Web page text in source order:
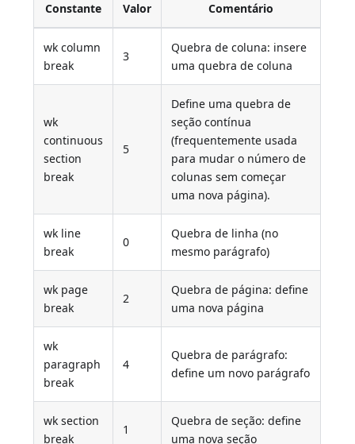
Constante Valor Comentário
wk column
break
3
Quebra de coluna: insere
uma quebra de coluna
wk
continuous
section
break
5
Define uma quebra de
seção contínua
(frequentemente usada
para mudar o número de
colunas sem começar
uma nova página).
wk line
break
0
Quebra de linha (no
mesmo parágrafo)
wk page
break
2
Quebra de página: define
uma nova página
wk
paragraph
break
4
Quebra de parágrafo:
define um novo parágrafo
wk section
break
1
Quebra de seção: define
uma nova seção